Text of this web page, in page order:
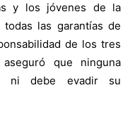
y los jóvenes de la
las garantías de
de los tres
que ninguna
ni debe evadir su